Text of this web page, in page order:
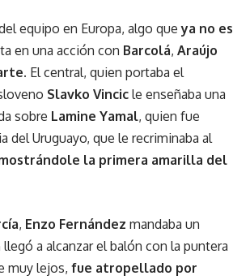
equipo en Europa, algo queya no es
en una acción con Barcolá, Araújo
El central, quien portaba el
Slavko Vincic le enseñaba una
sobre Lamine Yamal, quien fue
del Uruguayo, que le recriminaba al
la primera amarilla del
, Enzo Fernández mandaba un
a alcanzar el balón con la puntera
muy lejos, fue atropellado por